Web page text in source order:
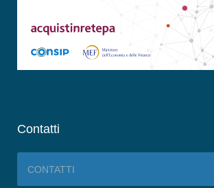
Contatti
CONTATTI